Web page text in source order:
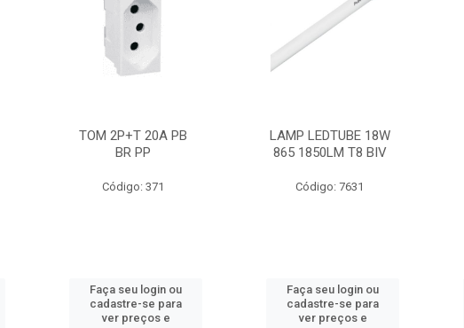
TOM 2P+T 20A PB
BR PP
Código: 371
Faça seu login ou
cadastre-se para
ver preços e
LAMP LEDTUBE 18W
865 1850LM T8 BIV
Código: 7631
Faça seu login ou
cadastre-se para
ver preços e